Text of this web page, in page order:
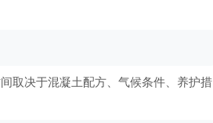
取决于混凝土配方、气候条件、养护措